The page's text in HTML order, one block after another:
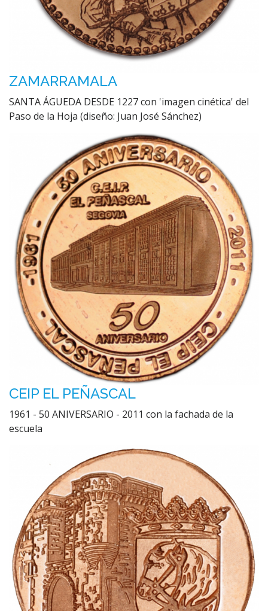
ZAMARRAMALA
SANTA ÁGUEDA DESDE 1227 con 'imagen cinética' del
Paso de la Hoja (diseño: Juan José Sánchez)
CEIP EL PEÑASCAL
1961 - 50 ANIVERSARIO - 2011 con la fachada de la
escuela